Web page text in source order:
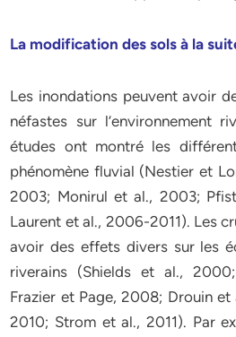
La modification des sols à la
Les inondations peuvent avoir
néfastes sur l’environnement
études ont montré les
phénomène fluvial (Nestier et
2003; Monirul et al., 2003;
Laurent et al., 2006-2011). Les
avoir des effets divers sur les
riverains (Shields et al.,
Frazier et Page, 2008; Drouin
2010; Strom et al., 2011). Par